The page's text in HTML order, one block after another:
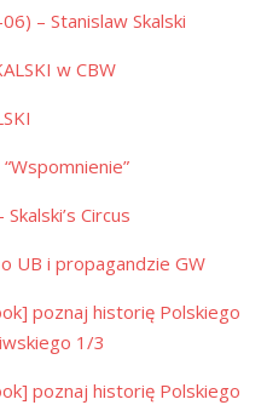
– Stanislaw Skalski
w CBW
Circus
o UB i propagandzie GW
poznaj historię Polskiego
1/3
poznaj historię Polskiego